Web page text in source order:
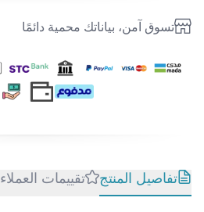
تسوق آمن، بياناتك محمية دائمًا
تفاصيل المنتج تقييمات العملاء